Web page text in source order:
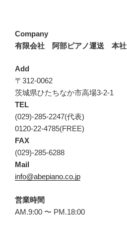
Company
有限会社 阿部ピアノ運送 本社
Add
〒312-0062
茨城県ひたちなか市高場3-2-1
TEL
(029)-285-2247(代表)
0120-22-4785(FREE)
FAX
(029)-285-6288
Mail
info@abepiano.co.jp
営業時間
AM.9:00 〜 PM.18:00